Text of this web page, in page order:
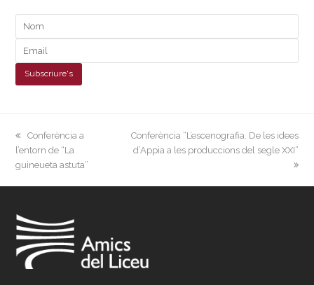
previous
post:
Conferència a
l’entorn de “La
guineueta astuta”
next
post:
Conferència “L’escenografia. De les idees
d’Appia a les produccions del segle XXI”